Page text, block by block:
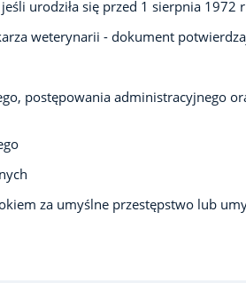
urodziła się przed 1 sierpnia 1972
weterynarii - dokument
postępowania administracyjnego
za umyślne przestępstwo lub